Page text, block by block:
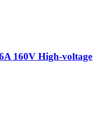
160V High-voltage